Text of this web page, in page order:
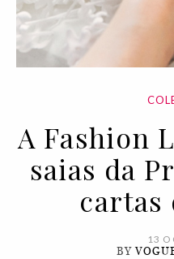
A Fashion
saias da
cartas
13
BY